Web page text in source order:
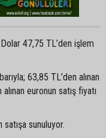
47,75 TL’den işlem
63,85 TL’den alınan
euronun satış fiyatı
satışa sunuluyor.